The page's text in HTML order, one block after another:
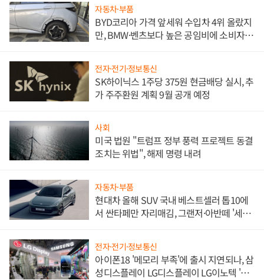
자동차·부품
BYD코리아 가격 앞세워 수입차 4위 올랐지
만, BMW·벤츠보다 높은 공임비에 소비자
전자·전기·정보통신
SK하이닉스 1주당 375원 현금배당 실시, 추
가 주주환원 계획 9월 공개 예정
사회
미국 법원 "트럼프 정부 풍력 프로젝트 동결
조치는 위법", 해제 명령 내려
자동차·부품
현대차 올해 SUV 국내 베스트셀러 톱10에
서 싼타페만 자리매김, 그랜저·아반떼 '세단
전자·전기·정보통신
아이폰18 '메모리 부족'에 출시 지연되나, 삼
성디스플레이 LG디스플레이 LG이노텍 '탈